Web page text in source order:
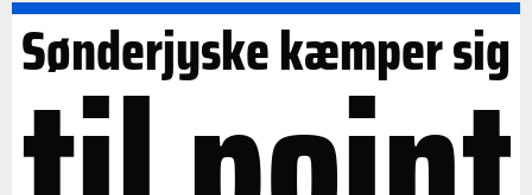
Sønderjyske kæmper sig